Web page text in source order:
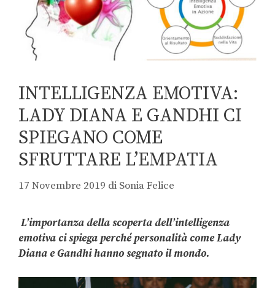
INTELLIGENZA EMOTIVA:
LADY DIANA E GANDHI CI
SPIEGANO COME
SFRUTTARE L’EMPATIA
17 Novembre 2019 di Sonia Felice
L’importanza della scoperta dell’intelligenza
emotiva ci spiega perché personalità come Lady
Diana e Gandhi hanno segnato il mondo.